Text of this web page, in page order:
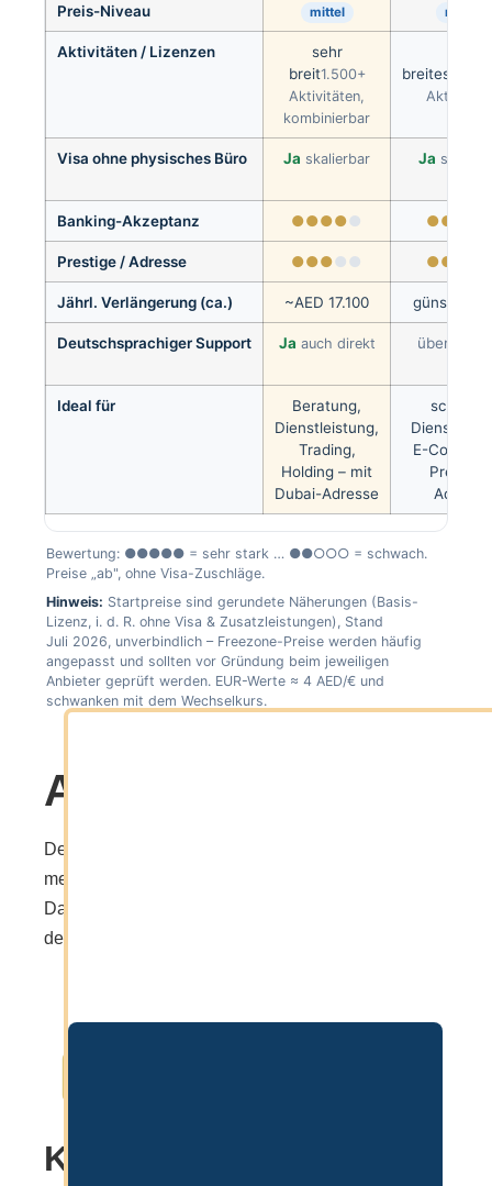
Preis-Niveau mittel mittel
Aktivitäten / Lizenzen
sehr
breit1.500+
Aktivitäten,
kombinierbar
breitesten
Visa ohne physisches Büro Ja skalierbar Ja
Banking-Akzeptanz ●●●●● ●●●●
Prestige / Adresse ●●●●● ●●●●
Jährl. Verlängerung (ca.) ~AED 17.100
Deutschsprachiger Support Ja auch direkt über
Ideal für
Beratung,
Dienstleistung,
Trading,
Holding – mit
Dubai-Adresse
schlanke
E-
Adresse
Bewertung: ●●●●● = sehr stark … ●●○○○ = schwach.
Preise „ab", ohne Visa-Zuschläge.
Hinweis: Startpreise sind gerundete Näherungen (Basis-
Lizenz, i. d. R. ohne Visa & Zusatzleistungen), Stand
Juli 2026, unverbindlich – Freezone-Preise werden häufig
angepasst und sollten vor Gründung beim jeweiligen
Anbieter geprüft werden. EUR-Werte ≈ 4 AED/€ und
schwanken mit dem Wechselkurs.
Ablauf
Der Prozess der Firmengründung unterteilt sich in
mehrere Schritte. Nachfolgend eine grafische
Darstellung aller Schritte sowie die Beschreibung
der wichtigsten Schritte.
Kontaktaufnahme &